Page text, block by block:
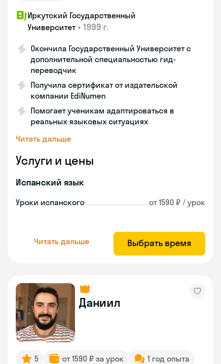
Иркутский Государственный
Университет • 1999 г.
Окончила Государственный Университет с
дополнительной специальностью гид-
переводчик
Получила сертификат от издательской
компании EdiNumen
Помогает ученикам адаптироваться в
реальных языковых ситуациях
Читать дальше
Услуги и цены
Испанский язык
Уроки испанского от 1590 ₽ / урок
Читать дальше Выбрать время
Даниил
5 от 1590 ₽ за урок
1 год опыта